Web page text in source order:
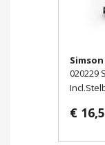
Simson
020229
€